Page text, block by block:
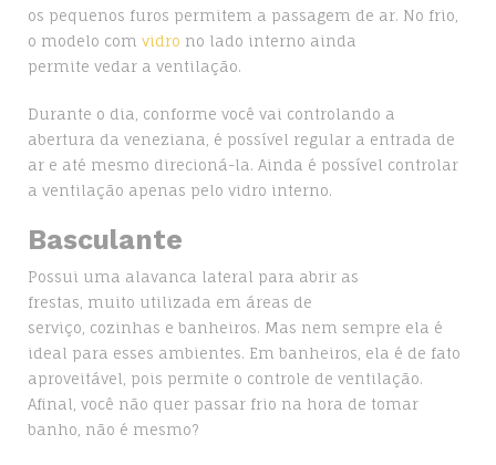
os pequenos furos permitem a passagem de ar. No frio,
o modelo com vidro no lado interno ainda
permite vedar a ventilação.
Durante o dia, conforme você vai controlando a
abertura da veneziana, é possível regular a entrada de
ar e até mesmo direcioná-la. Ainda é possível controlar
a ventilação apenas pelo vidro interno.
Basculante
Possui uma alavanca lateral para abrir as
frestas, muito utilizada em áreas de
serviço, cozinhas e banheiros. Mas nem sempre ela é
ideal para esses ambientes. Em banheiros, ela é de fato
aproveitável, pois permite o controle de ventilação.
Afinal, você não quer passar frio na hora de tomar
banho, não é mesmo?